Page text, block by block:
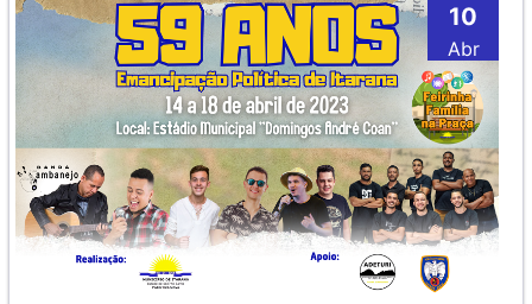
10
Abr